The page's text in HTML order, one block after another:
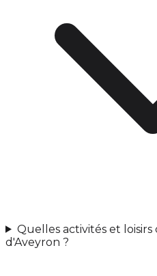
Quelles activités et loisirs
d'Aveyron ?